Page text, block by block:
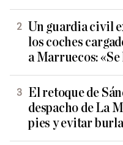
Un guardia civil
los coches
a Marruecos: «Se
El retoque de
despacho de La
pies y evitar